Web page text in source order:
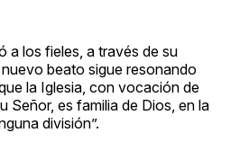
a los fieles, a través de su
beato sigue resonando
la Iglesia, con vocación de
Señor, es familia de Dios, en la
división”.